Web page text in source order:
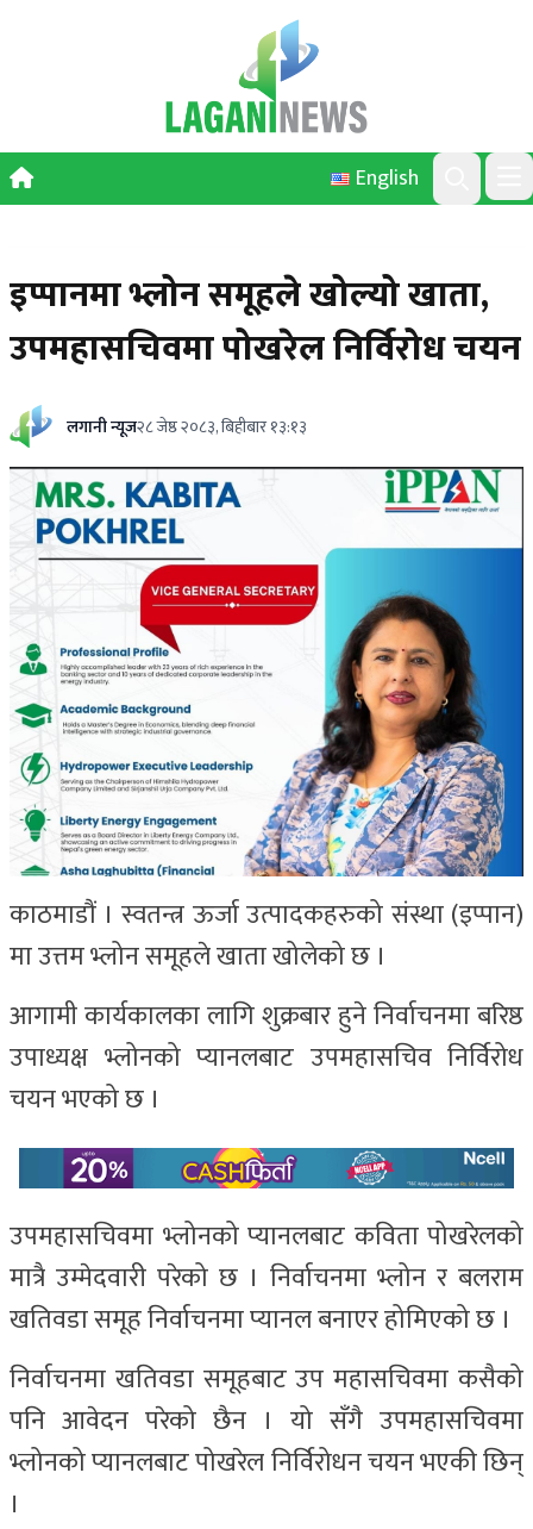
English
Search
इप्पानमा भ्लोन समूहले खोल्यो खाता,
उपमहासचिवमा पोखरेल निर्विरोध चयन
लगानी न्यूज२८ जेष्ठ २०८३, बिहीबार १३:१३
काठमाडौं । स्वतन्त्र ऊर्जा उत्पादकहरुको संस्था (इप्पान)
मा उत्तम भ्लोन समूहले खाता खोलेको छ ।
आगामी कार्यकालका लागि शुक्रबार हुने निर्वाचनमा बरिष्ठ
उपाध्यक्ष भ्लोनको प्यानलबाट उपमहासचिव निर्विरोध
चयन भएको छ ।
उपमहासचिवमा भ्लोनको प्यानलबाट कविता पोखरेलको
मात्रै उम्मेदवारी परेको छ । निर्वाचनमा भ्लोन र बलराम
खतिवडा समूह निर्वाचनमा प्यानल बनाएर होमिएको छ ।
निर्वाचनमा खतिवडा समूहबाट उप महासचिवमा कसैको
पनि आवेदन परेको छैन । यो सँगै उपमहासचिवमा
भ्लोनको प्यानलबाट पोखरेल निर्विरोधन चयन भएकी छिन्
।